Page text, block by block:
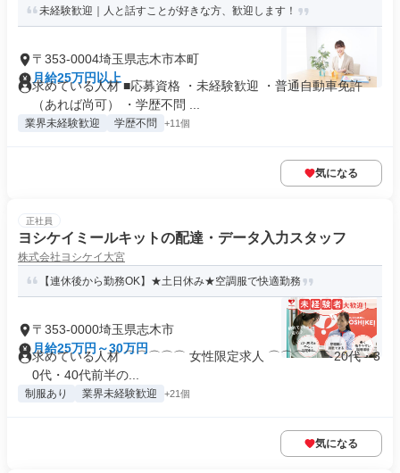
未経験歓迎｜人と話すことが好きな方、歓迎します！
〒353-0004埼玉県志木市本町
月給25万円以上
求めている人材 ■応募資格 ・未経験歓迎 ・普通自動車免許
（あれば尚可） ・学歴不問 ...
業界未経験歓迎 学歴不問 +11個
気になる
正社員
ヨシケイミールキットの配達・データ入力スタッフ
株式会社ヨシケイ大宮
【連休後から勤務OK】★土日休み★空調服で快適勤務
〒353-0000埼玉県志木市
月給25万円～30万円
求めている人材 ⌒⌒⌒⌒⌒ 女性限定求人 ⌒⌒⌒⌒⌒ 20代・3
0代・40代前半の...
制服あり 業界未経験歓迎 +21個
気になる